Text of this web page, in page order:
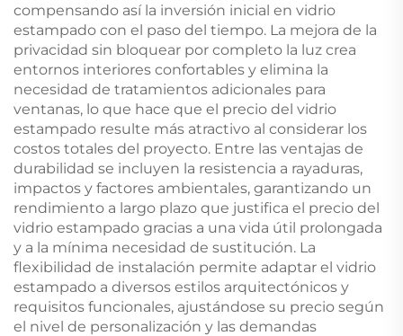
compensando así la inversión inicial en vidrio
estampado con el paso del tiempo. La mejora de la
privacidad sin bloquear por completo la luz crea
entornos interiores confortables y elimina la
necesidad de tratamientos adicionales para
ventanas, lo que hace que el precio del vidrio
estampado resulte más atractivo al considerar los
costos totales del proyecto. Entre las ventajas de
durabilidad se incluyen la resistencia a rayaduras,
impactos y factores ambientales, garantizando un
rendimiento a largo plazo que justifica el precio del
vidrio estampado gracias a una vida útil prolongada
y a la mínima necesidad de sustitución. La
flexibilidad de instalación permite adaptar el vidrio
estampado a diversos estilos arquitectónicos y
requisitos funcionales, ajustándose su precio según
el nivel de personalización y las demandas